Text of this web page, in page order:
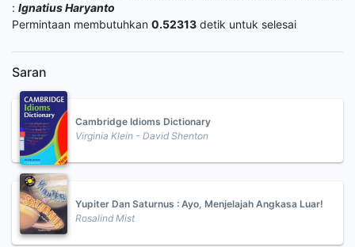
: Ignatius Haryanto
Permintaan membutuhkan 0.52313 detik untuk selesai
Saran
Cambridge Idioms Dictionary
Virginia Klein - David Shenton
Yupiter Dan Saturnus : Ayo, Menjelajah Angkasa Luar!
Rosalind Mist